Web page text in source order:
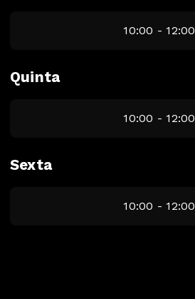
10:00 - 12:00
Quinta
10:00 - 12:00
Sexta
10:00 - 12:00